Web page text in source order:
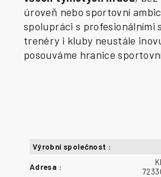
úroveň nebo sportovní
spolupráci s profesionálními
trenéry i kluby neustále
posouváme hranice
Výrobní společnost :
Adresa :